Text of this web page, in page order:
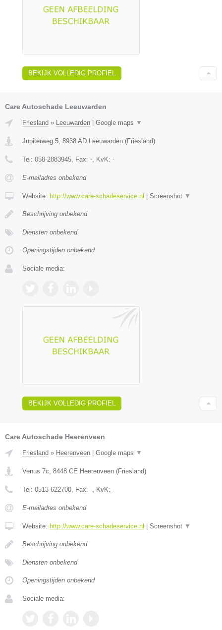
BEKIJK VOLLEDIG PROFIEL
Care Autoschade Leeuwarden
Friesland » Leeuwarden | Google maps ▼
Jupiterweg 5 8938 AD Leeuwarden (Friesland)
Tel: 058-2883945 , Fax: - , KvK: -
E-mailadres onbekend
Website: http://www.care-schadeservice.nl | Screenshot ▼
Beschrijving onbekend
Diensten onbekend
Openingstijden onbekend
Sociale media:
BEKIJK VOLLEDIG PROFIEL
Care Autoschade Heerenveen
Friesland » Heerenveen Google maps ▼
Venus 7c, 8448 CE Heerenveen (Friesland)
Tel: 0513-622700, Fax: -, KvK: -
E-mailadres onbekend
Website: http://www.care-schadeservice.nl Screenshot ▼
Beschrijving onbekend
Diensten onbekend
Openingstijden onbekend
Sociale media: